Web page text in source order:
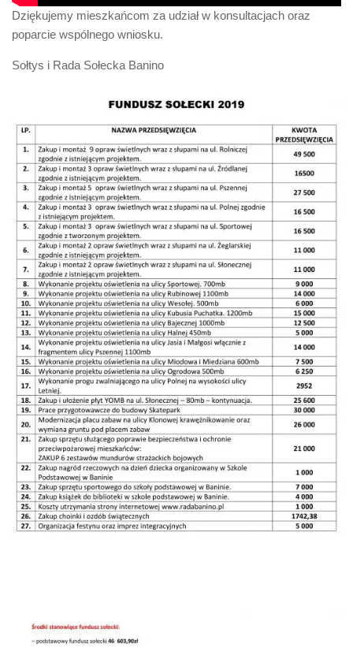
Dziękujemy mieszkańcom za udział w konsultacjach oraz
poparcie wspólnego wniosku.
Sołtys i Rada Sołecka Banino